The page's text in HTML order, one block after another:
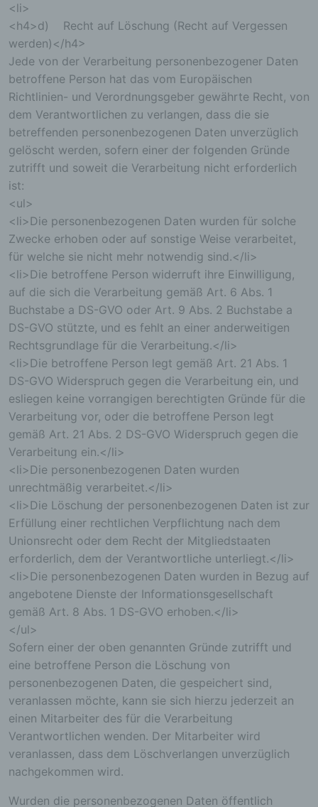
<li>
<h4>d) Recht auf Löschung (Recht auf Vergessen
werden)</h4>
Jede von der Verarbeitung personenbezogener Daten
betroffene Person hat das vom Europäischen
Richtlinien- und Verordnungsgeber gewährte Recht, von
dem Verantwortlichen zu verlangen, dass die sie
betreffenden personenbezogenen Daten unverzüglich
gelöscht werden, sofern einer der folgenden Gründe
zutrifft und soweit die Verarbeitung nicht erforderlich
ist:
<ul>
<li>Die personenbezogenen Daten wurden für solche
Zwecke erhoben oder auf sonstige Weise verarbeitet,
für welche sie nicht mehr notwendig sind.</li>
<li>Die betroffene Person widerruft ihre Einwilligung,
auf die sich die Verarbeitung gemäß Art. 6 Abs. 1
Buchstabe a DS-GVO oder Art. 9 Abs. 2 Buchstabe a
DS-GVO stützte, und es fehlt an einer anderweitigen
Rechtsgrundlage für die Verarbeitung.</li>
<li>Die betroffene Person legt gemäß Art. 21 Abs. 1
DS-GVO Widerspruch gegen die Verarbeitung ein, und
esliegen keine vorrangigen berechtigten Gründe für die
Verarbeitung vor, oder die betroffene Person legt
gemäß Art. 21 Abs. 2 DS-GVO Widerspruch gegen die
Verarbeitung ein.</li>
<li>Die personenbezogenen Daten wurden
unrechtmäßig verarbeitet.</li>
<li>Die Löschung der personenbezogenen Daten ist zur
Erfüllung einer rechtlichen Verpflichtung nach dem
Unionsrecht oder dem Recht der Mitgliedstaaten
erforderlich, dem der Verantwortliche unterliegt.</li>
<li>Die personenbezogenen Daten wurden in Bezug auf
angebotene Dienste der Informationsgesellschaft
gemäß Art. 8 Abs. 1 DS-GVO erhoben.</li>
</ul>
Sofern einer der oben genannten Gründe zutrifft und
eine betroffene Person die Löschung von
personenbezogenen Daten, die gespeichert sind,
veranlassen möchte, kann sie sich hierzu jederzeit an
einen Mitarbeiter des für die Verarbeitung
Verantwortlichen wenden. Der Mitarbeiter wird
veranlassen, dass dem Löschverlangen unverzüglich
nachgekommen wird.
Wurden die personenbezogenen Daten öffentlich
sogenannten elektronischen Post (E-Mail-
Adresse) umfasst. Sofern eine betroffene Person
per E-Mail oder über ein Kontaktformular den
Kontakt mit dem für die Verarbeitung
Verantwortlichen aufnimmt, werden die von der
betroffenen Person übermittelten
personenbezogenen Daten automatisch
gespeichert. Solche auf freiwilliger Basis von einer
betroffenen Person an den für die Verarbeitung
Verantwortlichen übermittelten
personenbezogenen Daten werden für Zwecke der
Bearbeitung oder der Kontaktaufnahme zur
betroffenen Person gespeichert. Es erfolgt keine
Kommentarfunktion im Blog auf der
Internetseite
Wir bieten den Nutzern auf einem Blog, der sich
auf der Internetseite des für die Verarbeitung
Verantwortlichen befindet, die Möglichkeit,
individuelle Kommentare zu einzelnen Blog-
Beiträgen zu hinterlassen. Ein Blog ist ein auf
einer Internetseite geführtes, in der Regel öffentlich
einsehbares Portal, in welchem eine oder mehrere
Personen, die Blogger oder Web-Blogger genannt
werden, Artikel posten oder Gedanken in
sogenannten Blogposts niederschreiben können.
Die Blogposts können in der Regel von Dritten
kommentiert werden.
Hinterlässt eine betroffene Person einen
Kommentar in dem auf dieser Internetseite
veröffentlichten Blog, werden neben den von der
betroffenen Person hinterlassenen Kommentaren
auch Angaben zum Zeitpunkt der
Kommentareingabe sowie zu dem von der
betroffenen Person gewählten Nutzernamen
(Pseudonym) gespeichert und veröffentlicht.
Ferner wird die vom Internet-Service-Provider
(ISP) der betroffenen Person vergebene IP-
Adresse mitprotokolliert. Diese Speicherung der
IP-Adresse erfolgt aus Sicherheitsgründen und für
den Fall, dass die betroffene Person durch einen
abgegebenen Kommentar die Rechte Dritter
verletzt oder rechtswidrige Inhalte postet. Die
Speicherung dieser personenbezogenen Daten
erfolgt daher im eigenen Interesse des für die
Verarbeitung Verantwortlichen, damit sich dieser
im Falle einer Rechtsverletzung gegebenenfalls
exkulpieren könnte. Es erfolgt keine Weitergabe
dieser erhobenen personenbezogenen Daten an
Dritte, sofern eine solche Weitergabe nicht
gesetzlich vorgeschrieben ist oder der
Rechtsverteidigung des für die Verarbeitung
Verantwortlichen dient.